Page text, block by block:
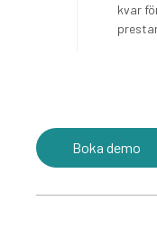
kvar
Boka demo